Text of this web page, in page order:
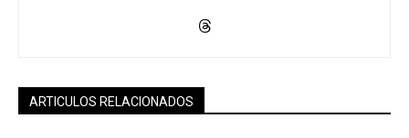
ARTICULOS RELACIONADOS